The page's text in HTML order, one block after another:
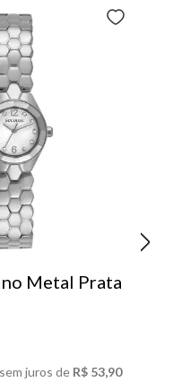
Metal Prata
juros de R$ 53,90